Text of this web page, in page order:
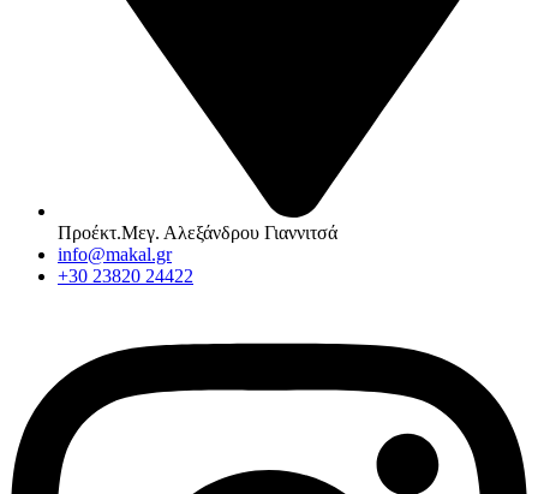
Προέκτ.Μεγ. Αλεξάνδρου Γιαννιτσά
info@makal.gr
+30 23820 24422